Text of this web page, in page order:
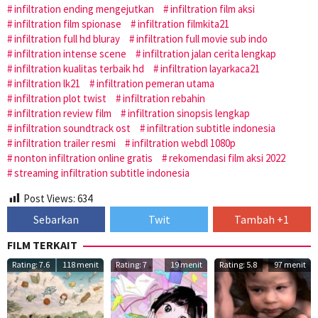
infiltration ending mengejutkan
infiltration film aksi
infiltration film spionase
infiltration filmkita21
infiltration full hd bluray
infiltration full movie sub indo
infiltration intense scene
infiltration jalan cerita lengkap
infiltration kualitas terbaik hd
infiltration layarkaca21
infiltration lk21
infiltration pemeran utama
infiltration plot twist
infiltration rebahin
infiltration review film
infiltration sinopsis lengkap
infiltration soundtrack ost
infiltration subtitle indonesia
infiltration trailer resmi
infiltration webdl 1080p
nonton infiltration online gratis
rekomendasi film aksi 2022
streaming infiltration subtitle indonesia
Post Views: 634
Sebarkan Twit
Tambah +1
FILM TERKAIT
Rating: 7.6 118 menit Rating: 7 19 menit Rating: 5.8 97 menit